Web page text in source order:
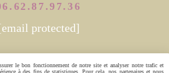
protected]
est désactivé. Autoriser
le bon fonctionnement de notre site et analyser notre trafic et
à des fins de statistiques. Pour cela, nos partenaires et nous